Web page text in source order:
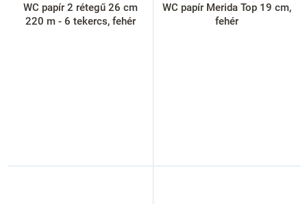
WC papír 2 rétegű 26 cm
220 m - 6 tekercs, fehér
WC papír Merida Top 19 cm,
fehér